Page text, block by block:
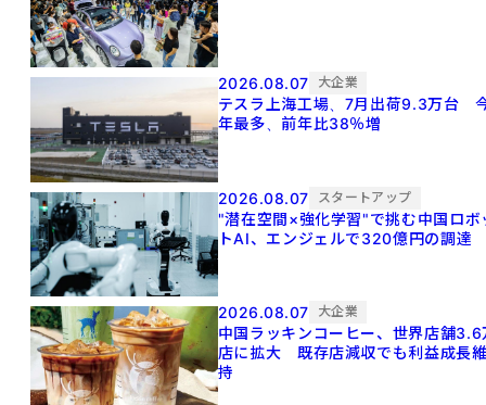
2026.08.07 大企業
テスラ上海工場、7月出荷9.3万台
年最多、前年比38％増
2026.08.07 スタートアップ
"潜在空間×強化学習"で挑む中国ロボ
トAI、エンジェルで320億円の調達
2026.08.07 大企業
中国ラッキンコーヒー、世界店舗3.6
店に拡大 既存店減収でも利益成長
持